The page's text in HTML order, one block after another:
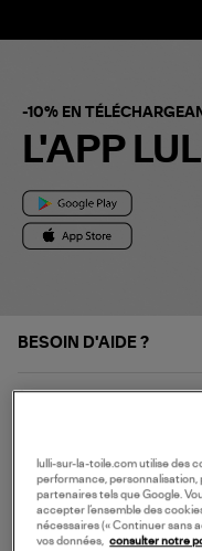
-10% EN
L'APP
BESOIN D'AIDE ?
NOS SERVICES
SERVICE CLIENT
lulli-sur-la-toile.com utilise des
performance, personnalisation,
partenaires tels que Google.
accepter l’ensemble des
nécessaires (« Continuer sans
vos données,
consulter notre